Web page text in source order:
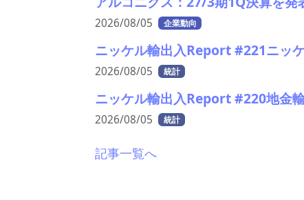
2026/08/05 企業動向
ニッケル輸出入Report #221ニッ
2026/08/05 統計
ニッケル輸出入Report #220地金
2026/08/05 統計
記事一覧へ